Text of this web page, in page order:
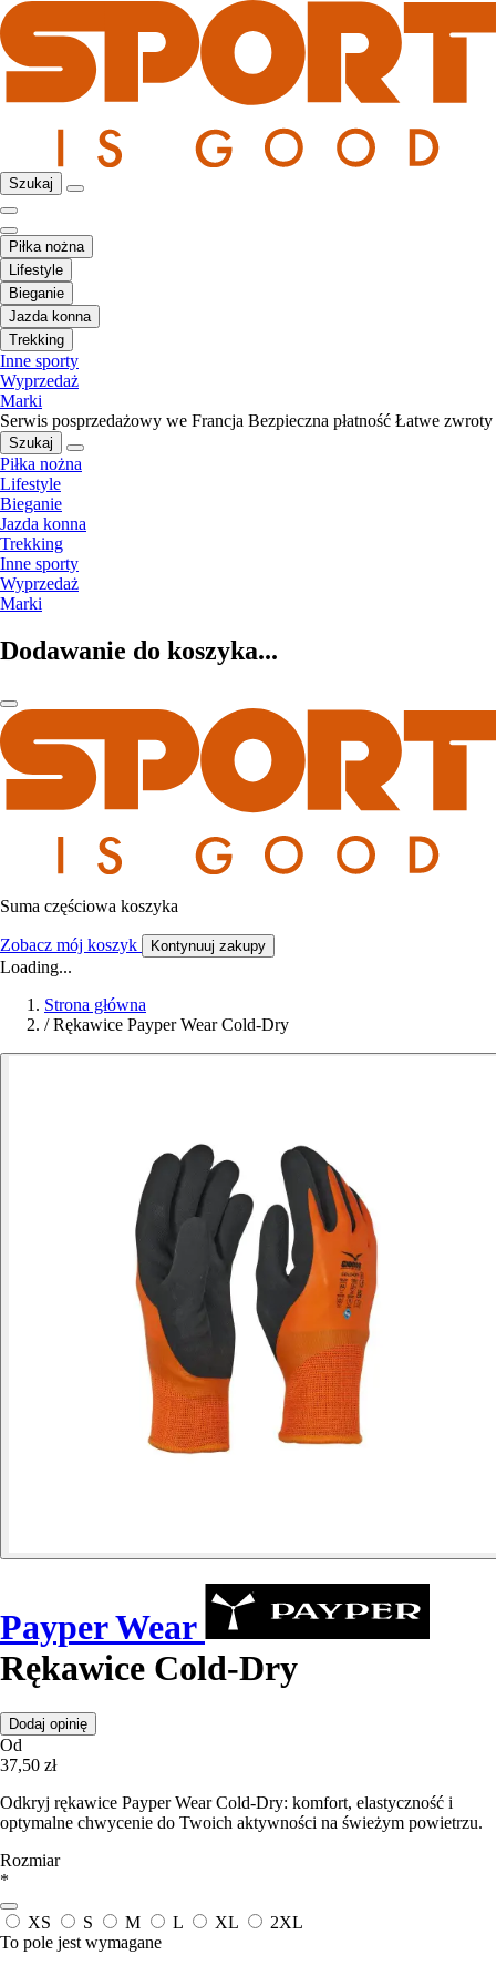
Szukaj
Piłka nożna
Lifestyle
Bieganie
Jazda konna
Trekking
Inne sporty
Wyprzedaż
Marki
Serwis posprzedażowy we Francja Bezpieczna płatność Łatwe zwroty
Szukaj
Piłka nożna
Lifestyle
Bieganie
Jazda konna
Trekking
Inne sporty
Wyprzedaż
Marki
Dodawanie do koszyka...
Suma częściowa koszyka
Zobacz mój koszyk Kontynuuj zakupy
Loading...
Strona główna
/ Rękawice Payper Wear Cold-Dry
Payper Wear
Rękawice Cold-Dry
Dodaj opinię
Od
37,50 zł
Odkryj rękawice Payper Wear Cold-Dry: komfort, elastyczność i
optymalne chwycenie do Twoich aktywności na świeżym powietrzu.
Rozmiar
*
XS S M L XL
2XL
To pole jest wymagane